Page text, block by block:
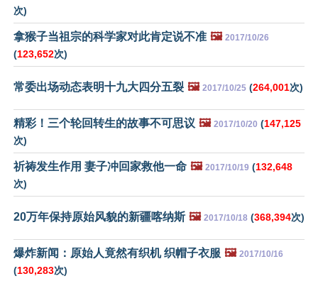
次)
拿猴子当祖宗的科学家对此肯定说不准 🖼️ 2017/10/26
(123,652次)
常委出场动态表明十九大四分五裂 🖼️ 2017/10/25 (264,001次)
精彩！三个轮回转生的故事不可思议 🖼️ 2017/10/20 (147,125
次)
祈祷发生作用 妻子冲回家救他一命 🖼️ 2017/10/19 (132,648
次)
20万年保持原始风貌的新疆喀纳斯 🖼️ 2017/10/18 (368,394次)
爆炸新闻：原始人竟然有织机 织帽子衣服 🖼️ 2017/10/16
(130,283次)